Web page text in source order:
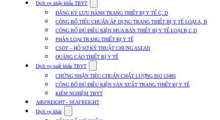
Dịch vụ nhập khẩu TBYT
submenu
for
Dịch
vụ
nhập
khẩu
TBYT
ĐĂNG KÝ LƯU HÀNH TRANG THIẾT BỊ Y TẾ C, D
CÔNG BỐ TIÊU CHUẨN ÁP DỤNG TRANG THIẾT BỊ Y TẾ LOẠI A, B
CÔNG BỐ ĐỦ ĐIỀU KIỆN MUA BÁN THIẾT BỊ Y TẾ LOẠI B,C,D
PHÂN LOẠI TRANG THIẾT BỊ Y TẾ
CSDT – HỒ SƠ KỸ THUẬT CHUNG ASEAN
QUẢNG CÁO THIẾT BỊ Y TẾ
Dịch vụ xuất khẩu TBYT
submenu
for
Dịch
vụ
xuất
TBYT
CHỨNG NHẬN TIÊU CHUẨN CHẤT LƯỢNG ISO 13485
CÔNG BỐ ĐỦ ĐIỀU KIỆN SẢN XUẤT TRANG THIẾT BỊ Y TẾ
KIỂM NGHIỆM TBYT
AIRFREIGHT - SEAFREIGHT
Dịch vụ khác
submenu